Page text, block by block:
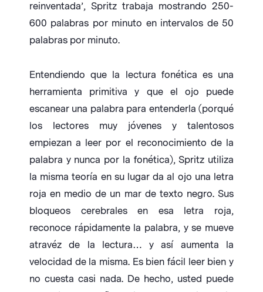
reinventada’, Spritz trabaja mostrando 250-
600 palabras por minuto en intervalos de 50
palabras por minuto.
Entendiendo que la lectura fonética es una
herramienta primitiva y que el ojo puede
escanear una palabra para entenderla (porqué
los lectores muy jóvenes y talentosos
empiezan a leer por el reconocimiento de la
palabra y nunca por la fonética), Spritz utiliza
la misma teoría en su lugar da al ojo una letra
roja en medio de un mar de texto negro. Sus
bloqueos cerebrales en esa letra roja,
reconoce rápidamente la palabra, y se mueve
atravéz de la lectura… y así aumenta la
velocidad de la misma. Es bien fácil leer bien y
no cuesta casi nada. De hecho, usted puede